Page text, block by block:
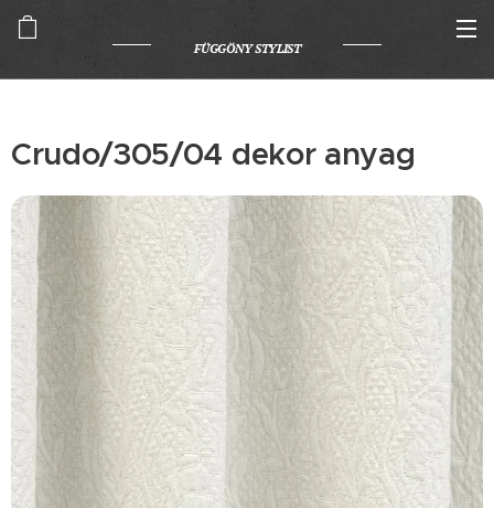
FÜGGÖNY STYLIST
Crudo/305/04 dekor anyag